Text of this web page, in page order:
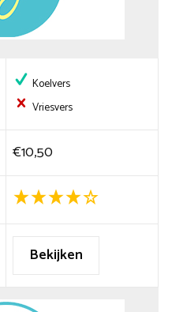
Koelvers
Vriesvers
€10,50
Bekijken